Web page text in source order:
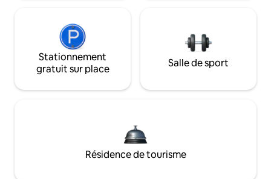
Stationnement
gratuit sur place
Salle de sport
Résidence de tourisme